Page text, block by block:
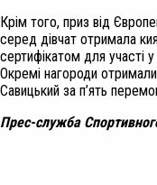
Крім того, приз від
серед дівчат отримала
сертифікатом для участі
Окремі нагороди
Савицький за п’ять
Прес-служба